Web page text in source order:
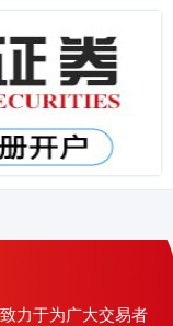
力于为广大交易者